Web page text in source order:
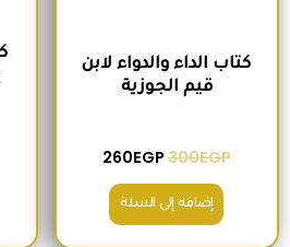
كتاب الداء والدواء لابن
قيم الجوزية
300EGP
260EGP
إضافة إلى السلة